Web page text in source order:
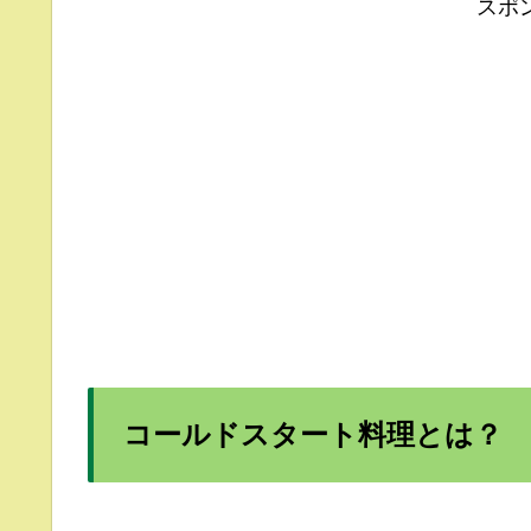
スポ
コールドスタート料理とは？